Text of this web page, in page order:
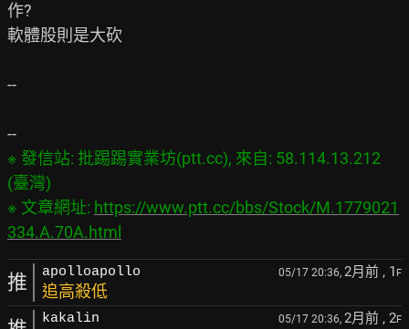
作?
軟體股則是大砍
--
※ 發信站: 批踢踢實業坊(ptt.cc), 來自: 58.114.13.212
(臺灣)
※ 文章網址: https://www.ptt.cc/bbs/Stock/M.1779021
334.A.70A.html
推 apolloapollo 05/17 20:36, 2月前 , 1 F
追高殺低
kakalin 05/17 20:36, 2月前 , 2F